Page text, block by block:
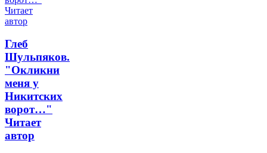
Глеб
Шульпяков.
"Окликни
меня у
Никитских
ворот…"
Читает
автор